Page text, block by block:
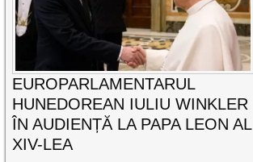
EUROPARLAMENTARUL
HUNEDOREAN IULIU WINKLER
ÎN AUDIENȚĂ LA PAPA LEON AL
XIV-LEA